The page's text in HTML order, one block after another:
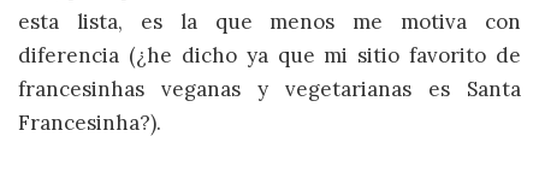
esta lista, es la que menos me motiva con
diferencia (¿he dicho ya que mi sitio favorito de
francesinhas veganas y vegetarianas es Santa
Francesinha?).